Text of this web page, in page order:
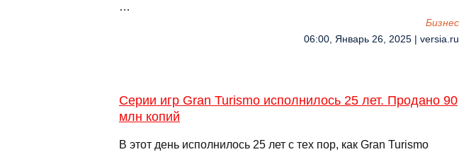
…
Бизнес
06:00, Январь 26, 2025 | versia.ru
Серии игр Gran Turismo исполнилось 25 лет. Продано 90
млн копий
В этот день исполнилось 25 лет с тех пор, как Gran Turismo